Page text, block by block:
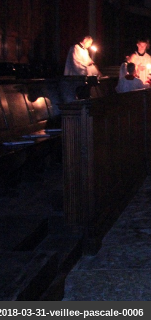
03-31-veillee-pascale-0006